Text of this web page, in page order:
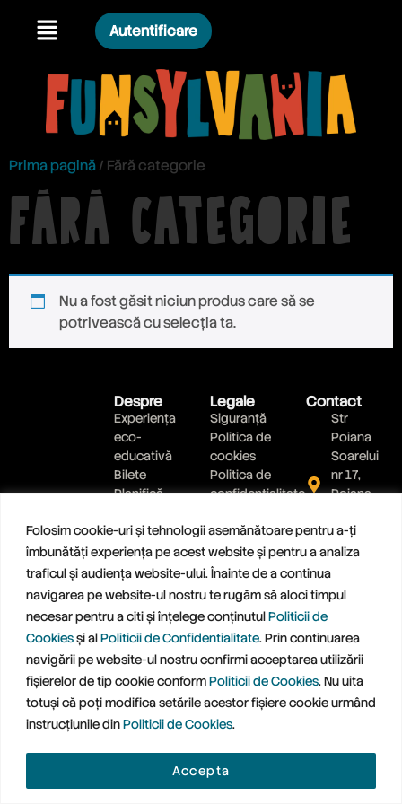
Folosim cookie-uri și tehnologii asemănătoare pentru a-ți
îmbunătăți experiența pe acest website și pentru a analiza
traficul și audiența website-ului. Înainte de a continua
navigarea pe website-ul nostru te rugăm să aloci timpul
necesar pentru a citi și înțelege conținutulPoliticii de
Cookiesși alPoliticii de Confidentialitate. Prin continuarea
navigării pe website-ul nostru confirmi acceptarea utilizării
fișierelor de tip cookie conformPoliticii de Cookies. Nu uita
totuși că poți modifica setările acestor fișiere cookie urmând
instrucțiunile dinPoliticii de Cookies.
Accepta
Autentificare
Prima pagină/ Fără categorie
Fără categorie
Nu a fost găsit niciun produs care să se
potrivească cu selecția ta.
Despre
Experiența
eco-
educativă
Bilete
Planifică
Ateliere
Legale
Siguranță
Politica de
cookies
Politica de
confidențialitate
Contact
Str
Poiana
Soarelui
nr 17,
Poiana
jud
Brasov
0799
889 900